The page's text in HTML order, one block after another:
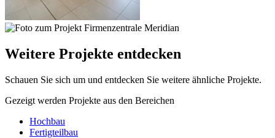
Weitere Projekte entdecken
Schauen Sie sich um und entdecken Sie weitere ähnliche Projekte.
Gezeigt werden Projekte aus den Bereichen
Hochbau
Fertigteilbau